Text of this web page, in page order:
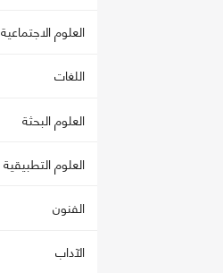
العلوم الاجتماعية
اللغات
العلوم البحثة
العلوم التطبيقية
الفنون
الآداب